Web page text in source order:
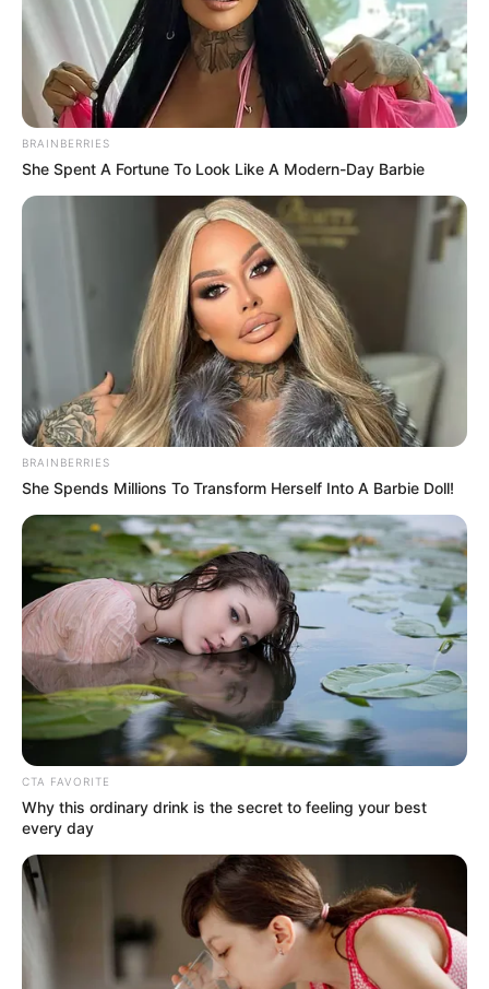
(un primo que jala en la grúa) aseguran
que en el tablero digital destrozado,
alguien, o algo, había rayado con una
navaja un mensaje críptico: “LA DEUDA
ESTÁ PAGADA. ATTE: EL PATRÓN DE
ARRIBA”.
¡SE ARMÓ LA GORDA! TEORÍAS, LLANTO Y
CONSPIRACIÓN
¡El país está de cabeza! La noticia corrió como
reguero de pólvora y ahorita mismo las redes
son un campo de batalla.
Teoría 1: El Levantón Galáctico.La más
fuerte en el barrio. Dicen que al Jaguar
no se le accidentó el coche, sino que lo
interceptaron. Un comando armado de
coche al barranco para despistar.
¿Quién? ¿Por qué? Se dice que le cantó a
la mujer equivocada en el palenque. ¡Ay,
Jaguar, te dijimos que no fueras tan ojo
alegre!
Teoría 2: El Auto-Sabotaje Publicitario.
Los más cínicos dicen que todo es un
show. Que el Jaguar anda corto de lana o
quiere lanzar disco nuevo y armó este
teatro para hacerse el mártir y luego
“resucitar” en un concierto masivo. ¡Si es
así, qué poca madre jugar con nuestros
sentimientos!
Teoría 3: La Abducción Sobrenatural.
No falta la tía que dice que fueron los
BRAINBERRIES
She Spent A Fortune To Look Like A Modern-Day Barbie
BRAINBERRIES
She Spends Millions To Transform Herself Into A Barbie Doll!
CTA FAVORITE
Why this ordinary drink is the secret to feeling your best
every day